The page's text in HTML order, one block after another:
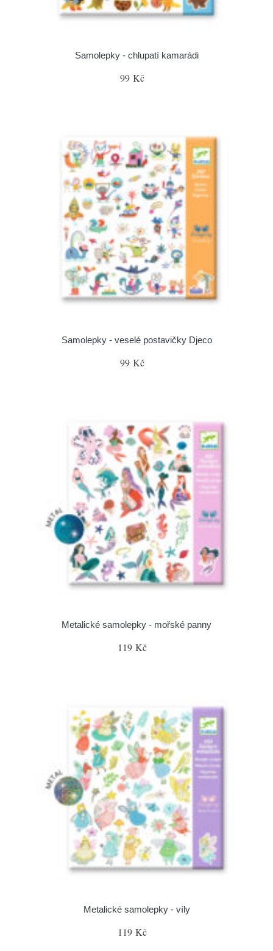
Samolepky - chlupatí kamarádi
99 Kč
Samolepky - veselé postavičky Djeco
99 Kč
Metalické samolepky - mořské panny
119 Kč
Metalické samolepky - víly
119 Kč